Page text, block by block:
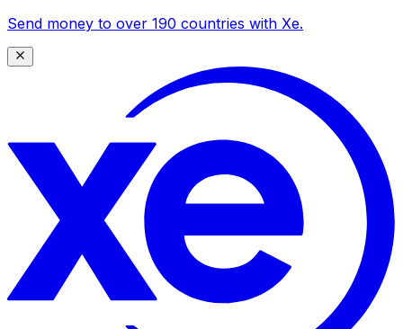
Send money to over 190 countries with Xe.